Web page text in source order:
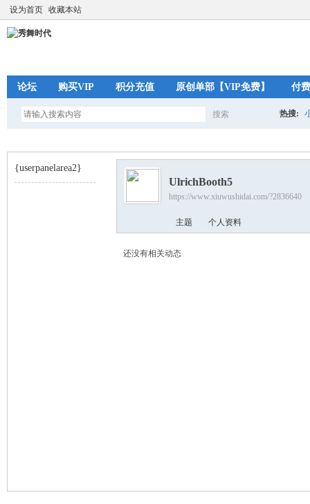
设为首页 收藏本站
论坛 购买VIP 积分充值 原创单部【VIP免费】 付
搜索
索
热搜:
{userpanelarea2}
UlrichBooth5
https://www.xiuwushidai.com/?2836640
主题 个人资料
还没有相关动态